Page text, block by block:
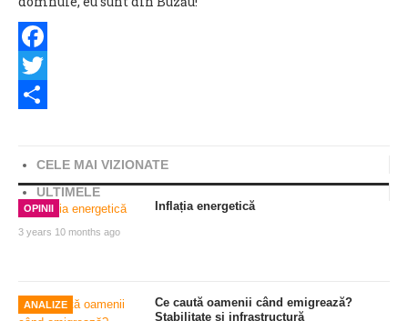
Facebook
Twitter
CELE MAI VIZIONATE
ULTIMELE
OPINII
3 years 10 months ago
Inflația energetică
ANALIZE
Ce caută oamenii când emigrează?
Stabilitate și infrastructură